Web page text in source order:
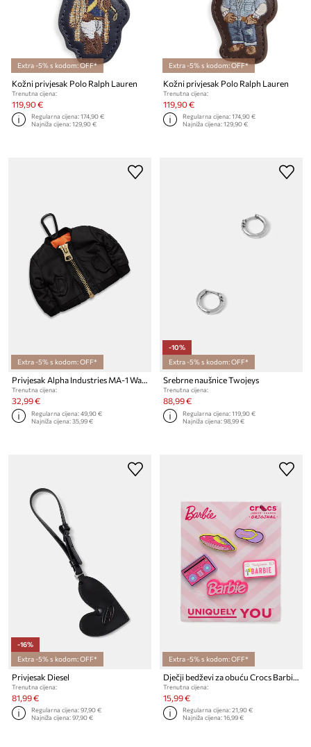
Extra -5% s kodom: OFF*
Kožni privjesak Polo Ralph Lauren
Trenutna cijena:
119,90 €
Regularna cijena:174,90 €
Najniža cijena:129,90 €
Extra -5% s kodom: OFF*
Kožni privjesak Polo Ralph Lauren
Trenutna cijena:
119,90 €
Regularna cijena:174,90 €
Najniža cijena:129,90 €
Extra -5% s kodom: OFF*
Privjesak Alpha Industries MA-1 Wallet
Trenutna cijena:
32,99 €
Regularna cijena:49,90 €
Najniža cijena:35,99 €
-10%
Extra -5% s kodom: OFF*
Srebrne naušnice Twojeys
Trenutna cijena:
88,99 €
Regularna cijena:119,90 €
Najniža cijena:98,99 €
-16%
Extra -5% s kodom: OFF*
Privjesak Diesel
Trenutna cijena:
81,99 €
Regularna cijena:97,90 €
Najniža cijena:97,90 €
Extra -5% s kodom: OFF*
Trenutna cijena:
15,99 €
Regularna cijena:21,90 €
Najniža cijena:16,99 €